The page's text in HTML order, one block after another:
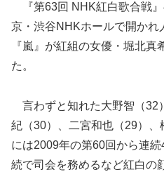
『第63回 NHK紅白歌合戦
京・渋谷NHKホールで開かれ
『嵐』が紅組の女優・堀北
た。
言わずと知れた大野智（32
紀（30）、二宮和也（29）
には2009年の第60回から連
続で司会を務めるなど紅白の